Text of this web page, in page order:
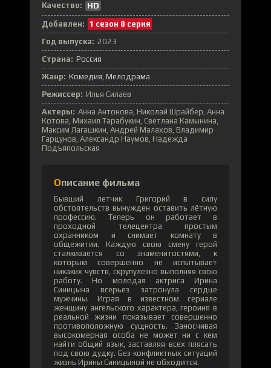
Качество:
HD
Добавлен: 1 сезон 8 серия
Год выпуска: 2023
Страна: Россия
Жанр: Комедия Мелодрама
Режиссер: Илья Силаев
Актеры: Анна Антонова, Николай Шрайбер, Анна
Котова, Михаил Тарабукин, Светлана Камынина,
Максим Лагашкин, Андрей Малахов, Владимир
Гарцунов, Александр Наумов, Надежда
Подъяпольская
Описание фильма
Бывший летчик Григорий в силу
обстоятельств вынужден оставить лётную
профессию. Теперь он работает в
проходной телецентра простым
охранником и снимает комнату в
общежитии. Каждую свою смену герой
сталкивается со знаменитостями, к
которым совершенно не испытывает
никаких чувств, скрупулезно выполняя свою
работу. Но молодая актриса Ирина
Синицына всерьез затронула сердце
мужчины. Играя в известном сериале
женщину ангельского характера, героиня в
реальной жизни показывает совершенно
противоположную сущность. Заносчивая
высокомерная особа не может ни с кем
найти общий язык, заставляя всех плясать
под свою дудку. Без конфликтных ситуаций
жизнь Ирины Синицыной не обходится.